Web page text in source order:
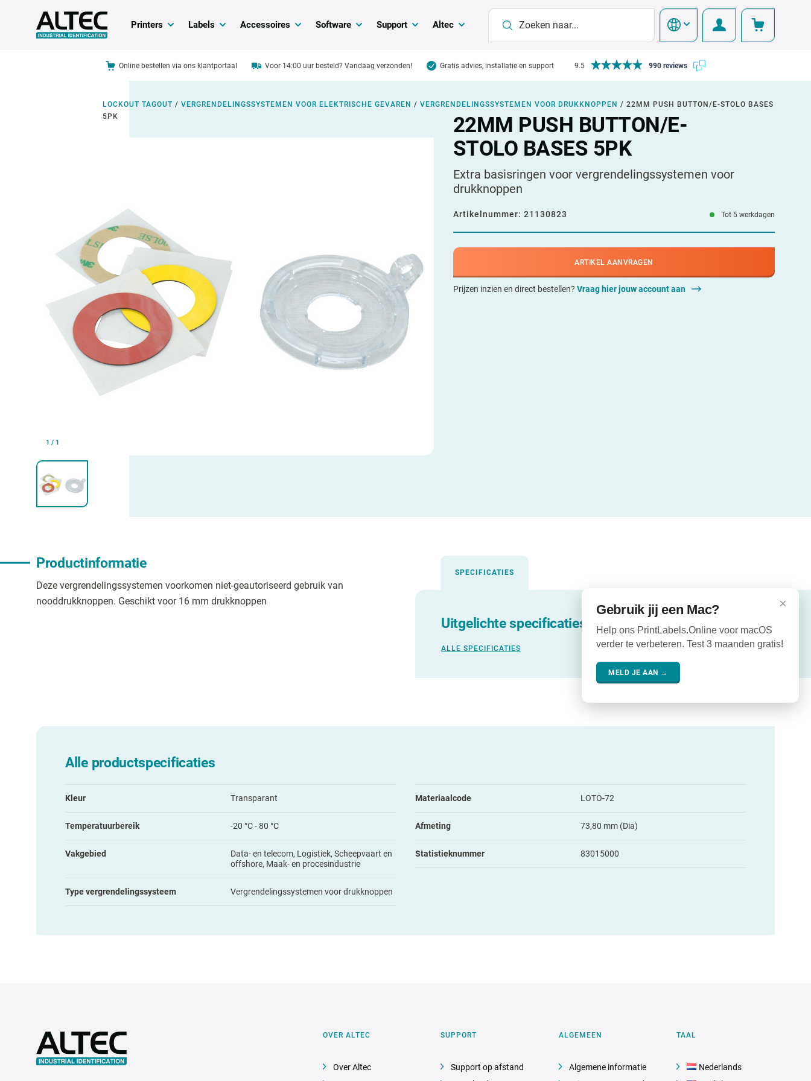
Printers Labels Accessoires Software Support Altec
Online bestellen via ons klantportaal Voor 14:00 uur besteld? Vandaag verzonden! Gratis advies, installatie en support 9.5 990 reviews
LOCKOUT TAGOUT / VERGRENDELINGSSYSTEMEN VOOR ELEKTRISCHE GEVAREN / VERGRENDELINGSSYSTEMEN VOOR DRUKKNOPPEN / 22MM PUSH BUTTON/E-STOLO BASES
5PK
1 / 1
22MM PUSH BUTTON/E-
STOLO BASES 5PK
Extra basisringen voor vergrendelingssystemen voor
drukknoppen
Artikelnummer: 21130823 Tot 5 werkdagen
ARTIKEL AANVRAGEN
Prijzen inzien en direct bestellen? Vraag hier jouw account aan
Productinformatie
Deze vergrendelingssystemen voorkomen niet-geautoriseerd gebruik van
nooddrukknoppen. Geschikt voor 16 mm drukknoppen
SPECIFICATIES
Uitgelichte specificaties
ALLE SPECIFICATIES
Alle productspecificaties
Kleur Transparant Materiaalcode LOTO-72
Temperatuurbereik -20 °C - 80 °C Afmeting 73,80 mm (Dia)
Vakgebied
Data- en telecom, Logistiek, Scheepvaart en
offshore, Maak- en procesindustrie
Statistieknummer 83015000
Type vergrendelingssysteem Vergrendelingssystemen voor drukknoppen
OVER ALTEC
Over Altec
SUPPORT
Support op afstand
ALGEMEEN
Algemene informatie
TAAL
Nederlands
×
Gebruik jij een Mac?
Help ons PrintLabels.Online voor macOS
verder te verbeteren. Test 3 maanden gratis!
MELD JE AAN →